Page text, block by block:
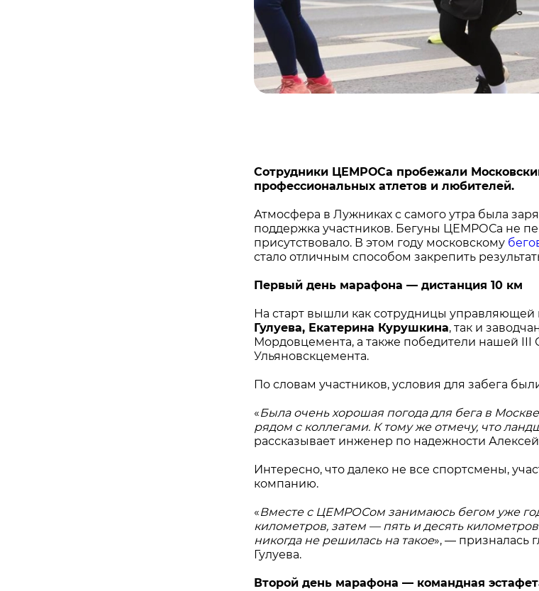
Сотрудники ЦЕМРОСа пробежали
профессиональных атлетов и любителей.
Атмосфера в Лужниках с самого утра была
поддержка участников. Бегуны ЦЕМРОСа не
присутствовало. В этом году московскому
стало отличным способом закрепить
Первый день марафона — дистанция 10 км
На старт вышли как сотрудницы управляющей
Гулуева, Екатерина Курушкина, так и
Мордовцемента, а также победители нашей III
Ульяновскцемента.
По словам участников, условия для забега
«Была очень хорошая погода для бега в
рядом с коллегами. К тому же отмечу, что
рассказывает инженер по надежности
Интересно, что далеко не все спортсмены,
компанию.
«Вместе с ЦЕМРОСом занимаюсь бегом уже
километров, затем — пять и десять
никогда не решилась на такое», — призналась
Гулуева.
Второй день марафона — командная